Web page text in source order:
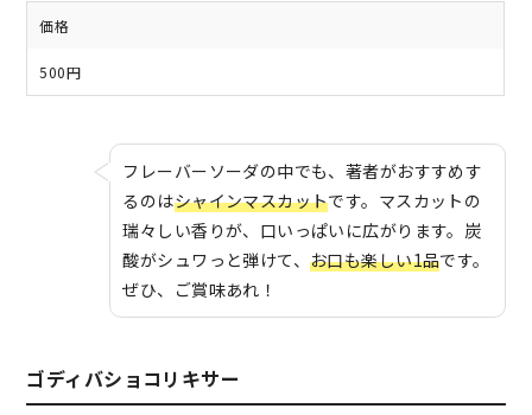
価格
500円
フレーバーソーダの中でも、著者がおすすめす
るのはシャインマスカットです。マスカットの
瑞々しい香りが、口いっぱいに広がります。炭
酸がシュワっと弾けて、お口も楽しい1品です。
ぜひ、ご賞味あれ！
ゴディバショコリキサー